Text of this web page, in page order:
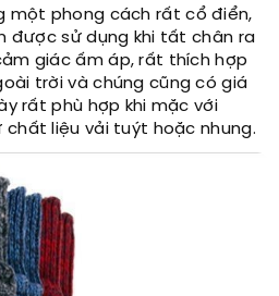
một phong cách rất cổ điển,
được sử dụng khi tất chân ra
giác ấm áp, rất thích hợp
trời và chúng cũng có giá
rất phù hợp khi mặc với
liệu vải tuýt hoặc nhung.